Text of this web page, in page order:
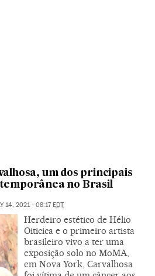
um dos principais
no Brasil
14, 2021 - 08:17EDT
Herdeiro estético de Hélio
Oiticica e o primeiro artista
brasileiro vivo a ter uma
exposição solo no MoMA,
em Nova York, Carvalhosa